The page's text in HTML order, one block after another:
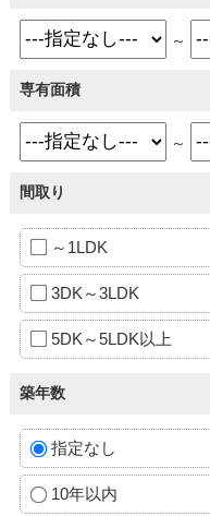
～
専有面積
～
間取り
～1LDK
3DK～3LDK
5DK～5LDK以上
築年数
指定なし
10年以内